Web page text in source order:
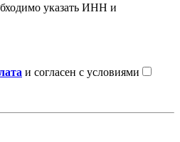
указать ИНН и
и согласен с условиями